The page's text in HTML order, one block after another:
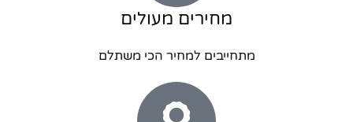
מחירים מעולים
מתחייבים למחיר הכי משתלם